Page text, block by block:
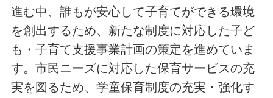
進む中、誰もが安心して子育てができる環境
を創出するため、新たな制度に対応した子ど
も・子育て支援事業計画の策定を進めていま
す。市民ニーズに対応した保育サービスの充
実を図るため、学童保育制度の充実・強化す